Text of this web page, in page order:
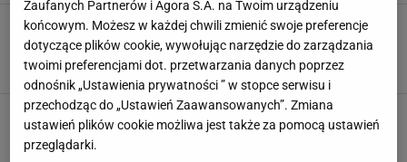
Te spodnie z wysokim stanem to modowy
pewniak. Ukrywają brzuszek i wydłużają nogi
Klaudia Kierzkowska,2 GRUDNIA 2025, 16:30
Spodnie za 69,99 zł? Czuję się w nich 10 cm
wyższa - kobiety oszalały na ich punkcie
Zaufanych Partnerów i Agora S.A. na Twoim urządzeniu
końcowym. Możesz w każdej chwili zmienić swoje preferencje
dotyczące plików cookie, wywołując narzędzie do zarządzania
twoimi preferencjami dot. przetwarzania danych poprzez
odnośnik „Ustawienia prywatności ” w stopce serwisu i
przechodząc do „Ustawień Zaawansowanych”. Zmiana
ustawień plików cookie możliwa jest także za pomocą ustawień
przeglądarki.